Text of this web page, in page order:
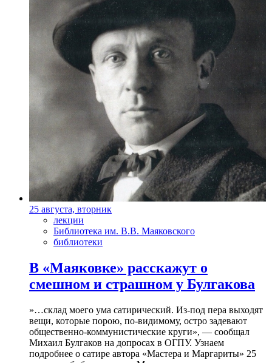
25 августа, вторник
лекции
Библиотека им. В.В. Маяковского
библиотеки
В «Маяковке» расскажут о
смешном и страшном у Булгакова
»…склад моего ума сатирический. Из-под пера выходят
вещи, которые порою, по-видимому, остро задевают
общественно-коммунистические круги», — сообщал
Михаил Булгаков на допросах в ОГПУ. Узнаем
подробнее о сатире автора «Мастера и Маргариты» 25